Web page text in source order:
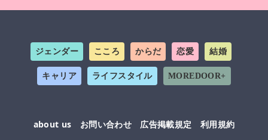
ジェンダー こころ からだ 恋愛 結婚
キャリア ライフスタイル MOREDOOR+
about us お問い合わせ 広告掲載規定 利用規約